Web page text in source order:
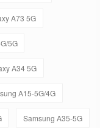
A73 5G
5G
A34 5G
A15-5G/4G
Samsung A35-5G